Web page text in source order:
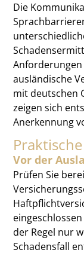
Die
ausländische
mit deutschen
zeigen sich
Anerkennung
Vor der
Prüfen Sie
der Regel nur
Schadensfall